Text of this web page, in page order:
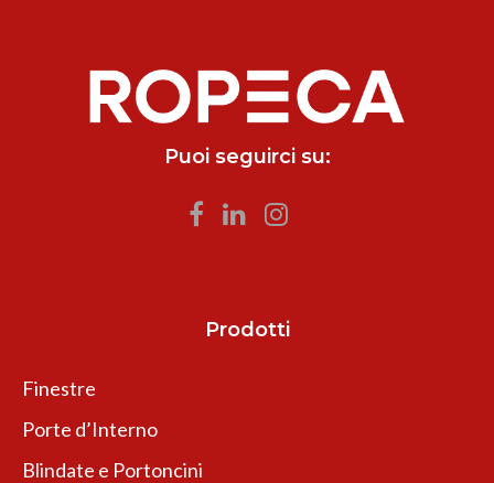
Puoi seguirci su:
Prodotti
Finestre
Porte d’Interno
Blindate e Portoncini